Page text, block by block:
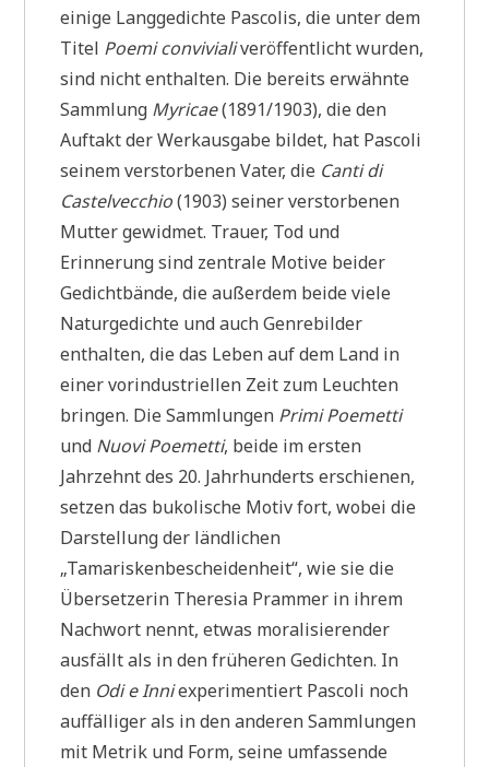
einige Langgedichte Pascolis, die unter dem
Titel Poemi convivialiveröffentlicht wurden,
sind nicht enthalten. Die bereits erwähnte
Sammlung Myricae(1891/1903), die den
Auftakt der Werkausgabe bildet, hat Pascoli
seinem verstorbenen Vater, die Canti di
Castelvecchio(1903) seiner verstorbenen
Mutter gewidmet. Trauer, Tod und
Erinnerung sind zentrale Motive beider
Gedichtbände, die außerdem beide viele
Naturgedichte und auch Genrebilder
enthalten, die das Leben auf dem Land in
einer vorindustriellen Zeit zum Leuchten
bringen. Die Sammlungen Primi Poemetti
und Nuovi Poemetti, beide im ersten
Jahrzehnt des 20. Jahrhunderts erschienen,
setzen das bukolische Motiv fort, wobei die
Darstellung der ländlichen
„Tamariskenbescheidenheit“, wie sie die
Übersetzerin Theresia Prammer in ihrem
Nachwort nennt, etwas moralisierender
ausfällt als in den früheren Gedichten. In
den Odi e Inniexperimentiert Pascoli noch
auffälliger als in den anderen Sammlungen
mit Metrik und Form, seine umfassende